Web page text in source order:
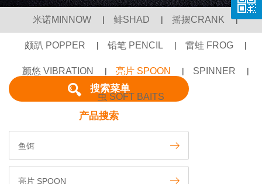
米诺MINNOW | 鲱SHAD | 摇摆CRANK |
颇趴 POPPER | 铅笔 PENCIL | 雷蛙 FROG |
颤悠 VIBRATION | 亮片 SPOON | SPINNER |
虫 SOFT BAITS
搜索菜单
产品搜索